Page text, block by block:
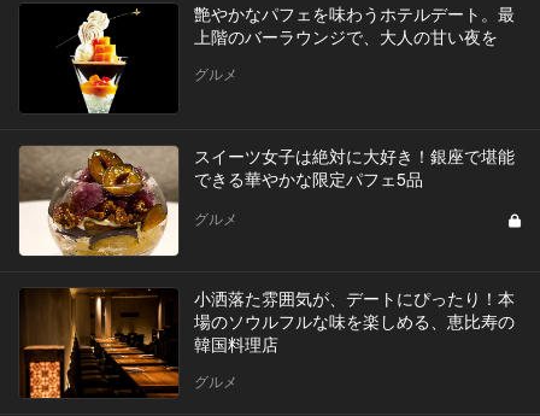
艶やかなパフェを味わうホテルデート。最
上階のバーラウンジで、大人の甘い夜を
グルメ
スイーツ女子は絶対に大好き！銀座で堪能
できる華やかな限定パフェ5品
グルメ
小洒落た雰囲気が、デートにぴったり！本
場のソウルフルな味を楽しめる、恵比寿の
韓国料理店
グルメ